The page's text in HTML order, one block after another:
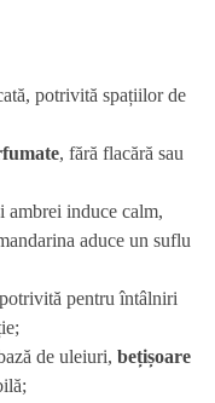
potrivită spațiilor de
, fără flacără sau
ambrei induce calm,
aduce un suflu
pentru întâlniri
de uleiuri, bețișoare